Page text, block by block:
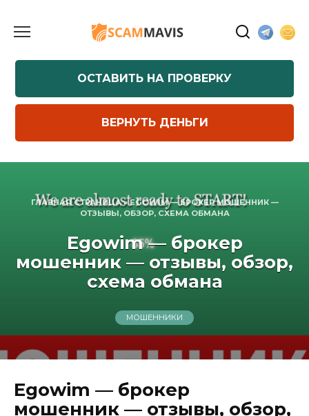
содержанию
ОСТАВИТЬ НА ПРОВЕРКУ
ВЕРНУТЬ ДЕНЬГИ
ГЛАВНАЯ СТРАНИЦА»EGOWIM — БРОКЕР МОШЕННИК —
ОТЗЫВЫ, ОБЗОР, СХЕМА ОБМАНА
Egowim — брокер
мошенник — отзывы, обзор,
схема обмана
МОШЕННИКИ
Egowim — брокер
мошенник — отзывы, обзор,